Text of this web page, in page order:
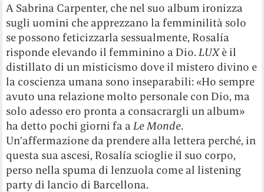
A Sabrina Carpenter, che nel suo album ironizza
sugli uomini che apprezzano la femminilità solo
se possono feticizzarla sessualmente, Rosalía
risponde elevando il femminino a Dio.LUXè il
distillato di un misticismo dove il mistero divino e
la coscienza umana sono inseparabili: «Ho sempre
avuto una relazione molto personale con Dio, ma
solo adesso ero pronta a consacrargli un album»
ha detto pochi giorni fa aLe Monde.
Un’affermazione da prendere alla lettera perché, in
questa sua ascesi, Rosalía scioglie il suo corpo,
perso nella spuma di lenzuola come al listening
party di lancio di Barcellona.